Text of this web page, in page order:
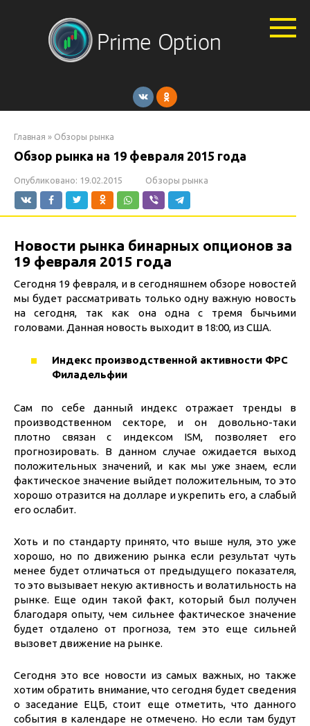
Главная » Обзоры рынка
Обзор рынка на 19 февраля 2015 года
Опубликовано: 19.02.2015 Обзоры рынка
Новости рынка бинарных опционов за
19 февраля 2015 года
Сегодня 19 февраля, и в сегодняшнем обзоре новостей
мы будет рассматривать только одну важную новость
на сегодня, так как она одна с тремя бычьими
головами. Данная новость выходит в 18:00, из США.
Индекс производственной активности ФРС
Филадельфии
Сам по себе данный индекс отражает тренды в
производственном секторе, и он довольно-таки
плотно связан с индексом ISM, позволяет его
прогнозировать. В данном случае ожидается выход
положительных значений, и как мы уже знаем, если
фактическое значение выйдет положительным, то это
хорошо отразится на долларе и укрепить его, а слабый
его ослабит.
Хоть и по стандарту принято, что выше нуля, это уже
хорошо, но по движению рынка если результат чуть
менее будет отличаться от предыдущего показателя,
то это вызывает некую активность и волатильность на
рынке. Еще один такой факт, который был получен
благодаря опыту, чем сильнее фактическое значение
будет отдалено от прогноза, тем это еще сильней
вызовет движение на рынке.
Сегодня это все новости из самых важных, но также
хотим обратить внимание, что сегодня будет сведения
о заседание ЕЦБ, стоит еще отметить, что данного
события в календаре не отмечено. Но если там будут